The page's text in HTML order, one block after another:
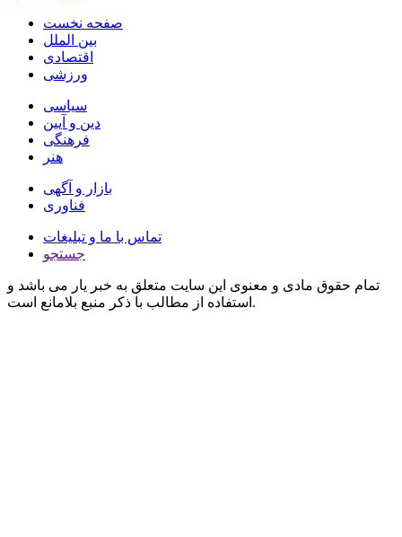
صفحه نخست
بین الملل
اقتصادی
ورزشی
سیاسی
دین و آیین
فرهنگی
هنر
بازار و آگهی
فناوری
تماس با ما و تبلیغات
جستجو
تمام حقوق مادی و معنوی این سایت متعلق به خبر یار می باشد و
استفاده از مطالب با ذکر منبع بلامانع است.